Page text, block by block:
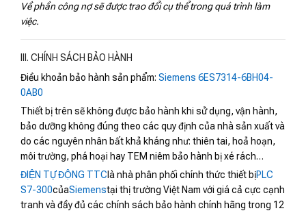
Về phần công nợ sẽ được trao đổi cụ thể trong quá trình làm
việc.
III. CHÍNH SÁCH BẢO HÀNH
Điều khoản bảo hành sản phẩm: Siemens 6ES7314-6BH04-
0AB0
Thiết bị trên sẽ không được bảo hành khi sử dụng, vận hành,
bảo dưỡng không đúng theo các quy định của nhà sản xuất và
do các nguyên nhân bất khả kháng như: thiên tai, hoả hoạn,
môi trường, phá hoại hay TEM niêm bảo hành bị xé rách…
ĐIỆN TỰ ĐỘNG TTC là nhà phân phối chính thức thiết bịPLC
S7-300củaSiemenstại thị trường Việt Nam với giá cả cực cạnh
tranh và đầy đủ các chính sách bảo hành chính hãng trong 12